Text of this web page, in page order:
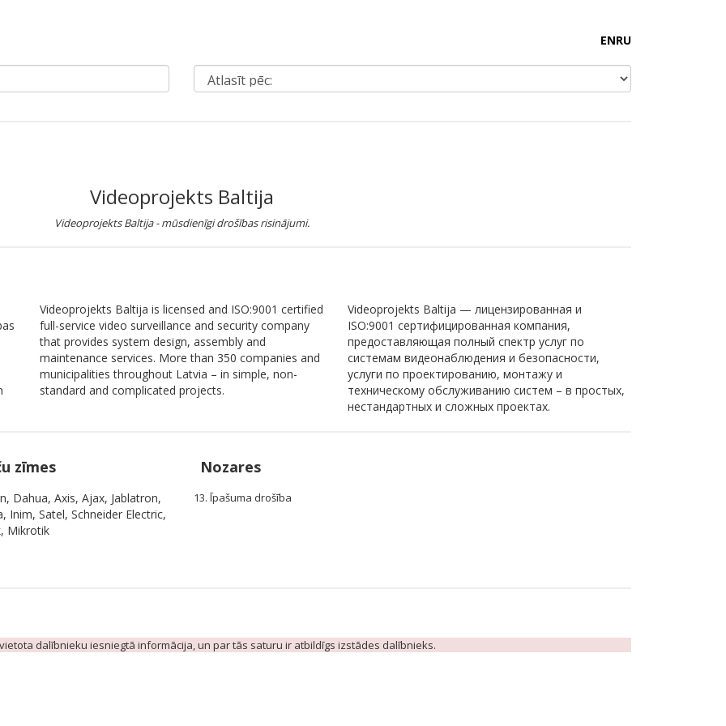
ENRU
Videoprojekts Baltija
Videoprojekts Baltija - mūsdienīgi drošības risinājumi.
Videoprojekts Baltija is licensed and ISO:9001 certified
full-service video surveillance and security company
that provides system design, assembly and
maintenance services. More than 350 companies and
municipalities throughout Latvia – in simple, non-
standard and complicated projects.
Videoprojekts Baltija — лицензированная и
ISO:9001 сертифицированная компания,
предоставляющая полный спектр услуг по
системам видеонаблюдения и безопасности,
услуги по проектированию, монтажу и
техническому обслуживанию систем – в простых,
нестандартных и сложных проектах.
zīmes
Dahua, Axis, Ajax, Jablatron,
Inim, Satel, Schneider Electric,
Mikrotik
Nozares
13. Īpašuma drošība
dalībnieku iesniegtā informācija, un par tās saturu ir atbildīgs izstādes dalībnieks.